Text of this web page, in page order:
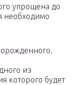
упрощена до
необходимо
из
которого будет